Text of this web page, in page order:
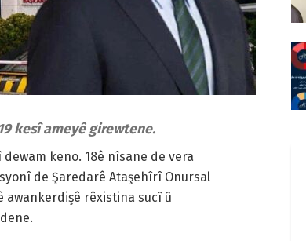
kesî ameyê girewtene.
keno. 18ê nîsane de vera
de Şaredarê Ataşehîrî Onursal
awankerdişê rêxistina sucî û